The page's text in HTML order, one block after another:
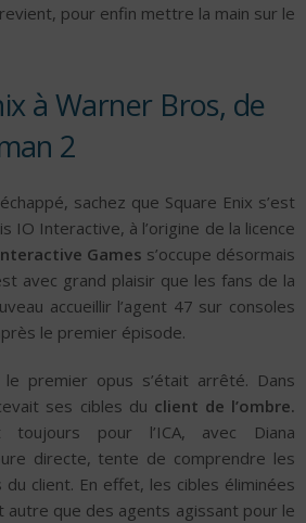
pour enfin mettre la main sur le
à Warner Bros, de
2
sachez que Square Enix s’est
IO Interactive, à l’origine de la licence
Games s’occupe désormais
avec grand plaisir que les fans de la
accueillir l’agent 47 sur consoles
le premier épisode.
premier opus s’était arrêté. Dans
ses cibles du client de l’ombre.
toujours pour l’ICA, avec Diana
directe, tente de comprendre les
client. En effet, les cibles éliminées
autre que des agents agissant pour le